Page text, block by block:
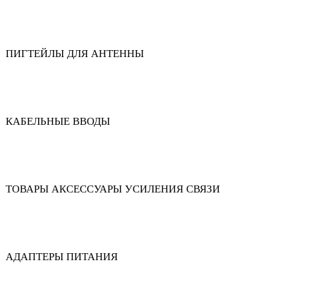
ПИГТЕЙЛЫ ДЛЯ АНТЕННЫ
КАБЕЛЬНЫЕ ВВОДЫ
ТОВАРЫ АКСЕССУАРЫ УСИЛЕНИЯ СВЯЗИ
АДАПТЕРЫ ПИТАНИЯ